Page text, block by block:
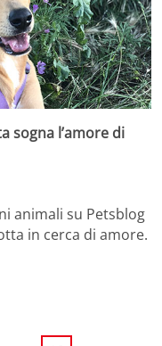
sogna l’amore di
animali su Petsblog
in cerca di amore.